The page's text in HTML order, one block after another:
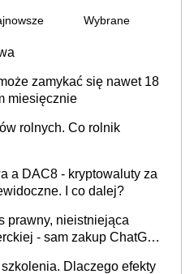
Wybrane
zamykać się nawet 18
miesięcznie
rolnych. Co rolnik
a DAC8 - kryptowaluty za
I co dalej?
prawny, nieistniejąca
- sam zakup ChatGPT
Dlaczego efekty